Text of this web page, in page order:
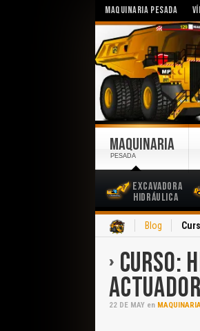
MAQUINARIA PESADA
MAQUINARIA
PESADA
Excavadora
Hidráulica
Blog
CURSO:
22 DE MAY en